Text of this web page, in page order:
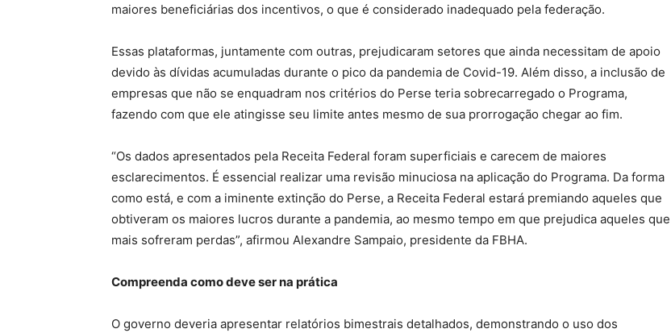
maiores beneficiárias dos incentivos, o que é considerado inadequado pela federação.
Essas plataformas, juntamente com outras, prejudicaram setores que ainda necessitam de apoio
devido às dívidas acumuladas durante o pico da pandemia de Covid-19. Além disso, a inclusão de
empresas que não se enquadram nos critérios do Perse teria sobrecarregado o Programa,
fazendo com que ele atingisse seu limite antes mesmo de sua prorrogação chegar ao fim.
“Os dados apresentados pela Receita Federal foram superficiais e carecem de maiores
esclarecimentos. É essencial realizar uma revisão minuciosa na aplicação do Programa. Da forma
como está, e com a iminente extinção do Perse, a Receita Federal estará premiando aqueles que
obtiveram os maiores lucros durante a pandemia, ao mesmo tempo em que prejudica aqueles que
mais sofreram perdas”, afirmou Alexandre Sampaio, presidente da FBHA.
Compreenda como deve ser na prática
O governo deveria apresentar relatórios bimestrais detalhados, demonstrando o uso dos